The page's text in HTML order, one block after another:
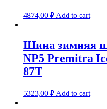
4874,00 ₽ Add to cart
Шина зимняя
NP5 Premitra
87T
5323,00 ₽ Add to cart